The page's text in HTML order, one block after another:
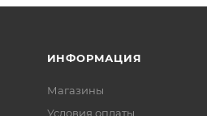
ИНФОРМАЦИЯ
Магазины
Условия оплаты